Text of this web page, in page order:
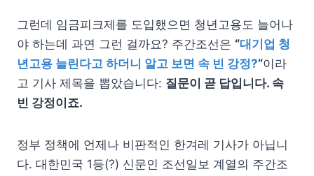
그런데 임금피크제를 도입했으면 청년고용도 늘어나
야 하는데 과연 그런 걸까요? 주간조선은 “대기업 청
년고용 늘린다고 하더니 알고 보면 속 빈 강정?“이라
고 기사 제목을 뽑았습니다: 질문이 곧 답입니다. 속
빈 강정이죠.
정부 정책에 언제나 비판적인 한겨레 기사가 아닙니
다. 대한민국 1등(?) 신문인 조선일보 계열의 주간조